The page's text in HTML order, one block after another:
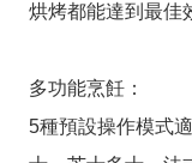
烘烤都能達到最佳
多功能烹飪：
5種預設操作模式